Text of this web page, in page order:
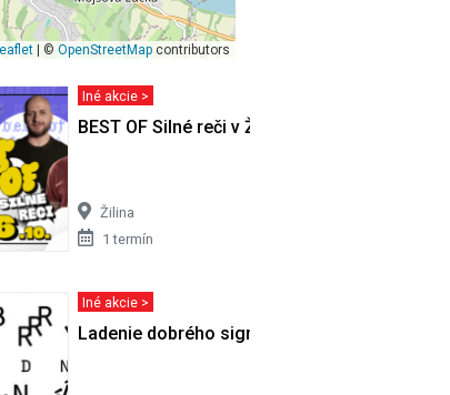
| ©OpenStreetMap contributors
Iné akcie >
BEST OF Silné reči v Žiline
Žilina
1 termín
Iné akcie >
Ladenie dobrého signálu - diskusia s…